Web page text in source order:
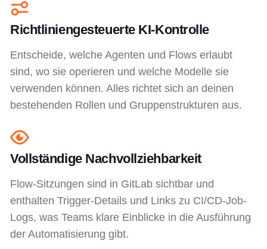
Richtliniengesteuerte KI-Kontrolle
Entscheide, welche Agenten und Flows erlaubt
sind, wo sie operieren und welche Modelle sie
verwenden können. Alles richtet sich an deinen
bestehenden Rollen und Gruppenstrukturen aus.
Vollständige Nachvollziehbarkeit
Flow-Sitzungen sind in GitLab sichtbar und
enthalten Trigger-Details und Links zu CI/CD-Job-
Logs, was Teams klare Einblicke in die Ausführung
der Automatisierung gibt.